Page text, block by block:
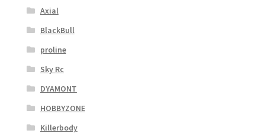
Axial
BlackBull
proline
Sky Rc
DYAMONT
HOBBYZONE
Killerbody